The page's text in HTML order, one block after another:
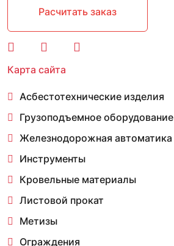
Расчитать заказ
Карта сайта
Асбестотехнические изделия
Грузоподъемное оборудование
Железнодорожная автоматика
Инструменты
Кровельные материалы
Листовой прокат
Метизы
Ограждения